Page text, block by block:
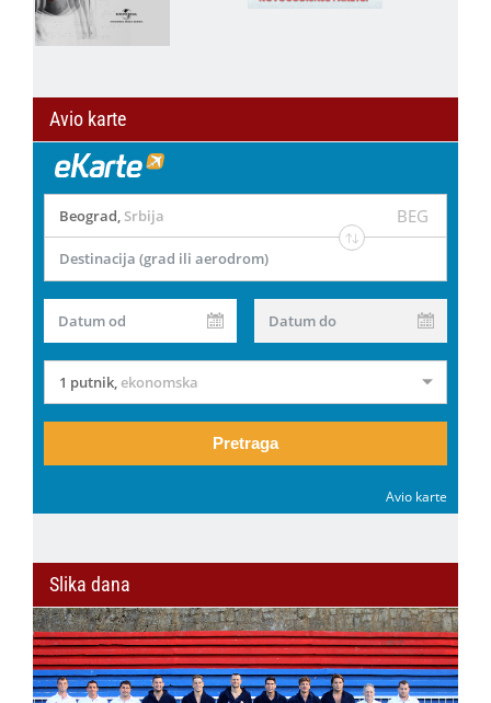
Avio karte
Beograd Srbija BEG
Destinacija (grad ili aerodrom)
Datum od Datum do
1 putnik ekonomska
Pretraga
Avio karte
Slika dana